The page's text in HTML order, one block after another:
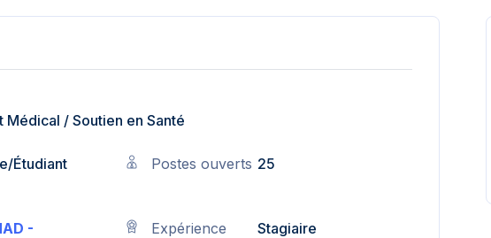
Médical / Soutien en Santé
Étudiant Postes ouverts 25
-
Expérience Stagiaire